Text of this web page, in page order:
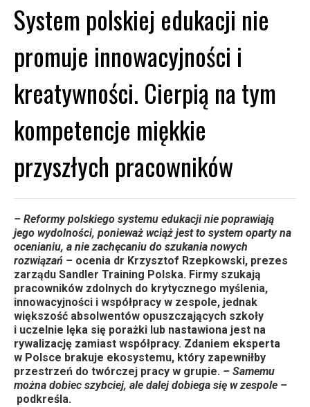
System polskiej edukacji nie
promuje innowacyjności i
kreatywności. Cierpią na tym
kompetencje miękkie
przyszłych pracowników
– Reformy polskiego systemu edukacji nie poprawiają
jego wydolności, ponieważ wciąż jest to system oparty na
ocenianiu, a nie zachęcaniu do szukania nowych
rozwiązań – ocenia dr Krzysztof Rzepkowski, prezes
zarządu Sandler Training Polska. Firmy szukają
pracowników zdolnych do krytycznego myślenia,
innowacyjności i współpracy w zespole, jednak
większość absolwentów opuszczających szkoły
i uczelnie lęka się porażki lub nastawiona jest na
rywalizację zamiast współpracy. Zdaniem eksperta
w Polsce brakuje ekosystemu, który zapewniłby
przestrzeń do twórczej pracy w grupie. – Samemu
można dobiec szybciej, ale dalej dobiega się w zespole –
podkreśla.